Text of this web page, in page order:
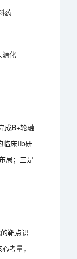
药
源化
成B+轮融
临床IIb研
局；三是
靶点识
考量，